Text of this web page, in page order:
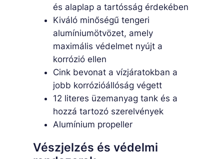
és alaplap a tartósság érdekében
Kiváló minőségű tengeri
alumíniumötvözet, amely
maximális védelmet nyújt a
korrózió ellen
Cink bevonat a vízjáratokban a
jobb korrózióállóság végett
12 literes üzemanyag tank és a
hozzá tartozó szerelvények
Alumínium propeller
Vészjelzés és védelmi